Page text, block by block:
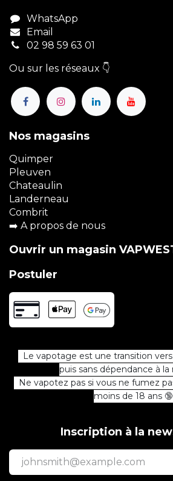
WhatsApp
Email
02 98 59 63 01
Ou sur les réseaux 👇
Nos magasins
Quimper
Pleuven
Chateaulin
Landerneau
Combrit
➡️ A propos de nous
Ouvrir un magasin
Postuler
Le vapotage est une transition
puis sans dépendance à la
Ne vapotez pas si vous ne fumez
moins de 18 ans 🔞
Inscription à la